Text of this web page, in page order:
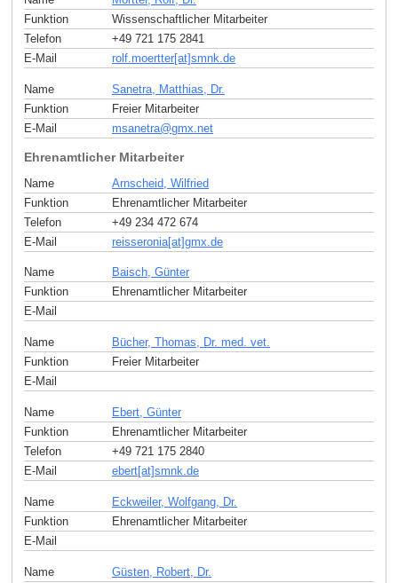
Funktion
Wissenschaftlicher Mitarbeiter
Telefon
+49 721 175 2841
E-Mail
rolf.moertter[at]smnk.de
Name
Sanetra, Matthias, Dr.
Funktion
Freier Mitarbeiter
E-Mail
msanetra@gmx net
Ehrenamtlicher Mitarbeiter
Name
Arnscheid, Wilfried
Funktion
Ehrenamtlicher Mitarbeiter
Telefon
+49 234 472 674
E-Mail
reisseronia[at]gmx de
Name
Baisch, Günter
Funktion
Ehrenamtlicher Mitarbeiter
E-Mail
Name
Bücher, Thomas, Dr. med. vet.
Funktion
Freier Mitarbeiter
E-Mail
Name
Ebert, Günter
Funktion
Ehrenamtlicher Mitarbeiter
Telefon
+49 721 175 2840
E-Mail
ebert[at]smnk de
Name
Eckweiler, Wolfgang, Dr.
Funktion
Ehrenamtlicher Mitarbeiter
E-Mail
Name
Güsten, Robert, Dr.